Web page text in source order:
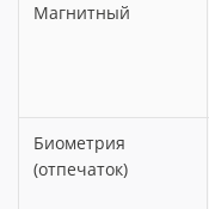
Магнитный
Биометрия
(отпечаток)